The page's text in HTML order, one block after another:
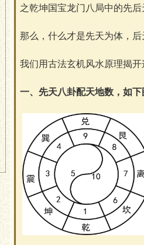
之乾坤国宝龙门八局中的先
那么 ， 什么才是先天为体 ，
我们用古法玄机风水原理揭
一、 先天八卦配天地数 ， 如下